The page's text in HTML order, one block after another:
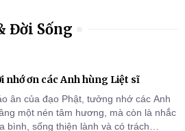
Đời Sống
nhớ ơn các Anh hùng Liệt sĩ
ân của đạo Phật, tưởng nhớ các Anh
một nén tâm hương, mà còn là nhắc
bình, sống thiện lành và có trách